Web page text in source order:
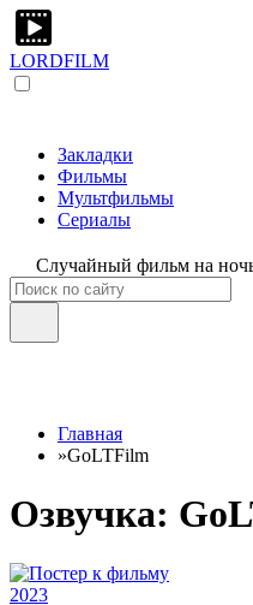
LORDFILM
Закладки
Фильмы
Мультфильмы
Сериалы
Случайный фильм на
Главная
»GoLTFilm
Озвучка:
2023